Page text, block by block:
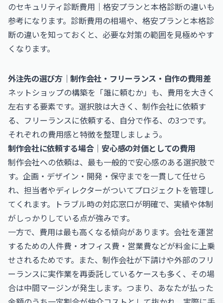
のセキュリティ診断費用｜格安プランと本格診断の違いも
参考になります。診断費用の相場や、格安プランと本格診
断の違いを知っておくと、必要な対策の範囲を見極めやす
くなります。
外注先の選び方｜制作会社・フリーランス・自作の費用差
ネットショップの構築を「誰に頼むか」も、費用を大きく
左右する要素です。選択肢は大きく、制作会社に依頼す
る、フリーランスに依頼する、自分で作る、の3つです。
それぞれの費用感と特徴を整理しましょう。
制作会社に依頼する場合｜安心感の対価としての費用
制作会社への依頼は、最も一般的で安心感のある選択肢で
す。企画・デザイン・開発・保守までを一貫して任せら
れ、担当者やディレクターがついてプロジェクトを管理し
てくれます。トラブル時の対応窓口が明確で、実績や体制
がしっかりしている点が強みです。
一方で、費用は最も高くなる傾向があります。会社を運営
するための人件費・オフィス費・営業費などが料金に上乗
せされるためです。また、制作会社が下請けや外部のフリ
ーランスに実作業を再委託しているケースも多く、その場
合は中間マージンが発生します。つまり、あなたが払った